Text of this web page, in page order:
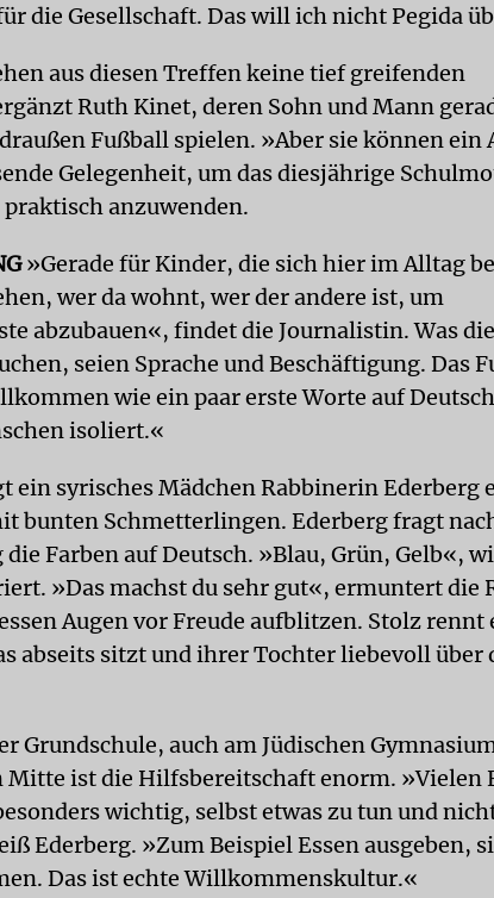
die Gesellschaft. Das will ich nicht Pegida
aus diesen Treffen keine tief greifenden
Ruth Kinet, deren Sohn und Mann
Fußball spielen. »Aber sie können ein
Gelegenheit, um das diesjährige
anzuwenden.
»Gerade für Kinder, die sich hier im Alltag
wer da wohnt, wer der andere ist, um
abzubauen«, findet die Journalistin. Was
seien Sprache und Beschäftigung. Das
wie ein paar erste Worte auf
isoliert.«
ein syrisches Mädchen Rabbinerin Ederberg
bunten Schmetterlingen. Ederberg fragt
Farben auf Deutsch. »Blau, Grün, Gelb«,
»Das machst du sehr gut«, ermuntert die
Augen vor Freude aufblitzen. Stolz rennt
abseits sitzt und ihrer Tochter liebevoll über
Grundschule, auch am Jüdischen
Mitte ist die Hilfsbereitschaft enorm. »Vielen
wichtig, selbst etwas zu tun und
Ederberg. »Zum Beispiel Essen ausgeben,
Das ist echte Willkommenskultur.«